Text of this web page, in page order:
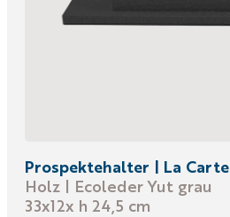
Prospektehalter | La Carte
Holz | Ecoleder Yut grau
33x12x h 24,5 cm